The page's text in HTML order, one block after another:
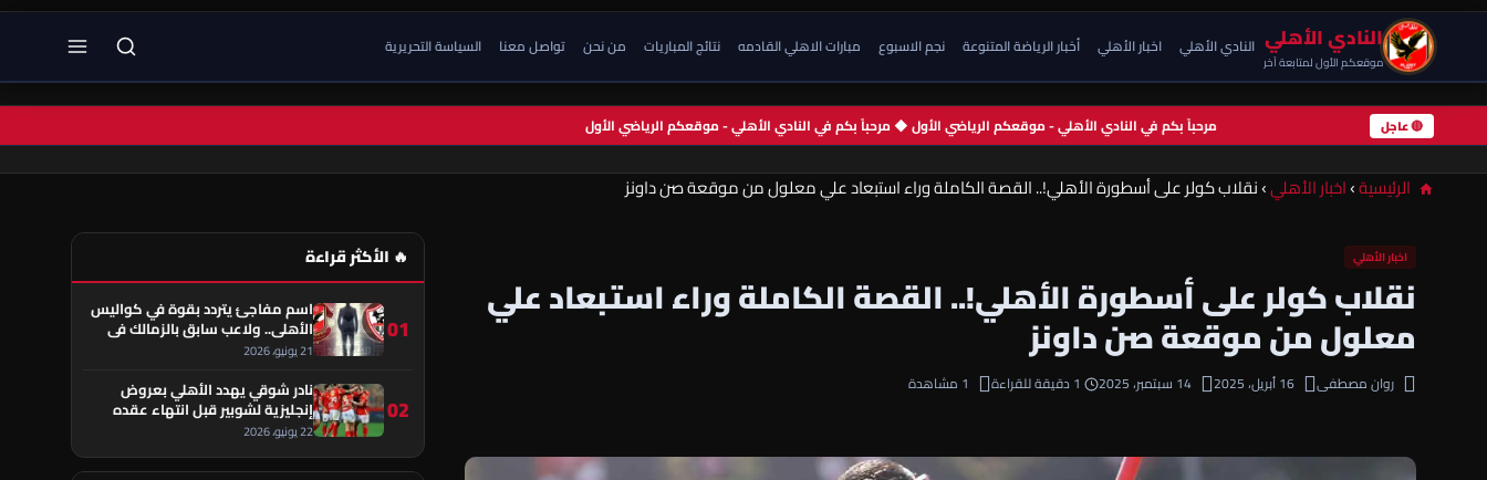
النادي الأهلي
موقعكم الأول لمتابعة آخر
النادي الأهلي اخبار الأهلي أخبار الرياضة المتنوعة نجم الاسبوع مبارات الاهلي القادمه نتائج المباريات من نحن تواصل معنا السياسة التحريرية
🔴 عاجل مرحباً بكم في النادي الأهلي - موقعكم الرياضي الأول ◆ مرحباً بكم في النادي الأهلي - موقعكم الرياضي الأول
الرئيسية›اخبار الأهلي›نقلاب كولر على أسطورة الأهلي!.. القصة الكاملة وراء استبعاد علي معلول من موقعة صن داونز
اخبار الأهلي
نقلاب كولر على أسطورة الأهلي!.. القصة الكاملة وراء استبعاد علي
معلول من موقعة صن داونز
روان مصطفى 16 أبريل، 2025 14 سبتمبر، 2025 1 دقيقة للقراءة 1 مشاهدة
🔥 الأكثر قراءة
01
اسم مفاجئ يتردد بقوة في كواليس
الأهلي.. ولاعب سابق بالزمالك في
قلب الحكاية!
21 يونيو، 2026
02
نادر شوقي يهدد الأهلي بعروض
إنجليزية لشوبير قبل انتهاء عقده
22 يونيو، 2026